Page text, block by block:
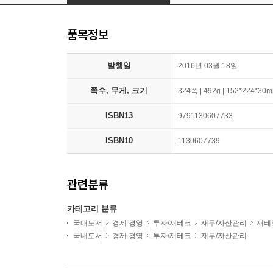
품목정보
발행일 2016년 03월 18일
쪽수, 무게, 크기 324쪽 | 492g |
ISBN13 9791130607733
ISBN10 1130607739
관련분류
카테고리 분류
국내도서 경제 경영 투자/재테크 재무/자산관리
재테
국내도서
경제 경영 투자/재테크 재무/자산관리